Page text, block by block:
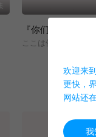
欢迎来
更快，
网站还
我